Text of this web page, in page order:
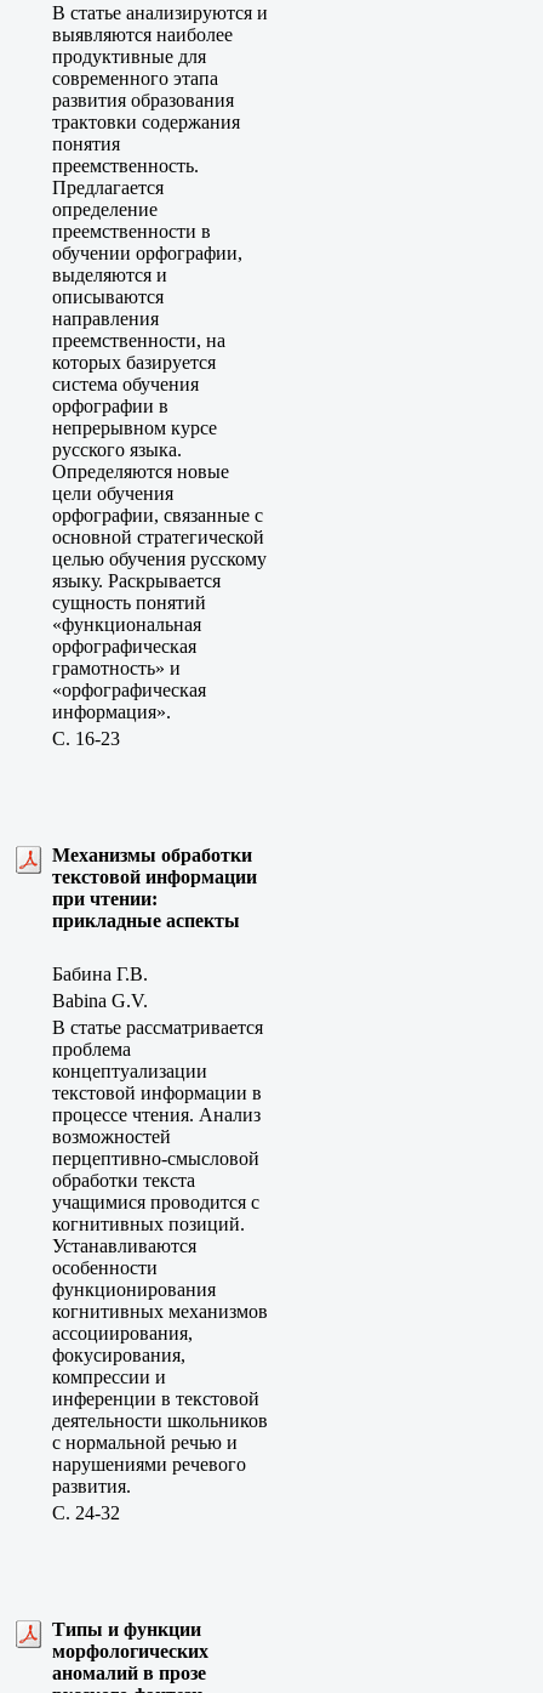
В статье анализируются и
выявляются наиболее
продуктивные для
современного этапа
развития образования
трактовки содержания
понятия
преемственность.
Предлагается
определение
преемственности в
обучении орфографии,
выделяются и
описываются
направления
преемственности, на
которых базируется
система обучения
орфографии в
непрерывном курсе
русского языка.
Определяются новые
цели обучения
орфографии, связанные с
основной стратегической
целью обучения русскому
языку. Раскрывается
сущность понятий
«функциональная
орфографическая
грамотность» и
«орфографическая
информация».
C. 16-23
Механизмы обработки
текстовой информации
при чтении:
прикладные аспекты
Бабина Г.В.
Babina G.V.
В статье рассматривается
проблема
концептуализации
текстовой информации в
процессе чтения. Анализ
возможностей
перцептивно-смысловой
обработки текста
учащимися проводится с
когнитивных позиций.
Устанавливаются
особенности
функционирования
когнитивных механизмов
ассоциирования,
фокусирования,
компрессии и
инференции в текстовой
деятельности школьников
с нормальной речью и
нарушениями речевого
развития.
C. 24-32
Типы и функции
морфологических
аномалий в прозе